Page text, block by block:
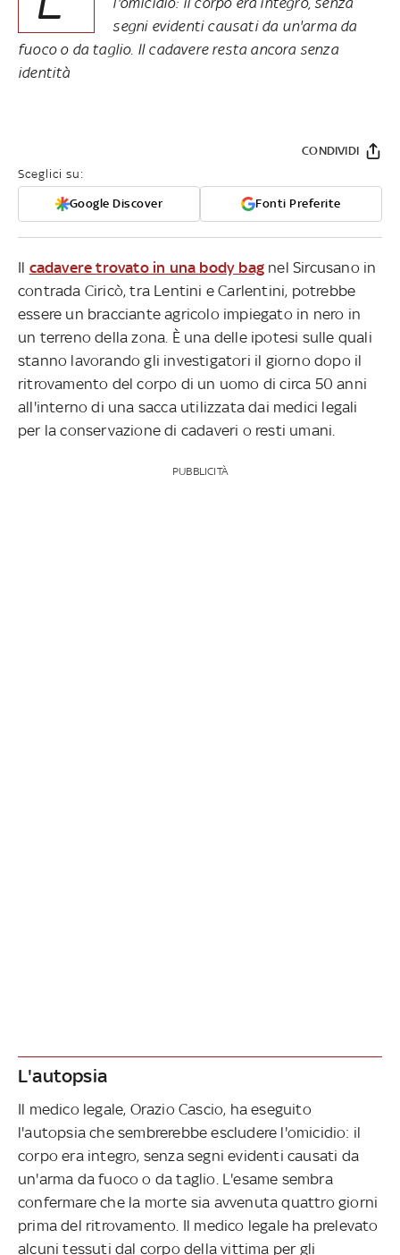
segni evidenti causati da un'arma da
fuoco o da taglio. Il cadavere resta ancora senza
identità
Sceglici su:
Google Discover Fonti Preferite
CONDIVIDI
Il cadavere trovato in una body bag nel Sircusano in
contrada Ciricò, tra Lentini e Carlentini, potrebbe
essere un bracciante agricolo impiegato in nero in
un terreno della zona. È una delle ipotesi sulle quali
stanno lavorando gli investigatori il giorno dopo il
ritrovamento del corpo di un uomo di circa 50 anni
all'interno di una sacca utilizzata dai medici legali
per la conservazione di cadaveri o resti umani.
PUBBLICITÀ
L'autopsia
Il medico legale, Orazio Cascio, ha eseguito
l'autopsia che sembrerebbe escludere l'omicidio: il
corpo era integro, senza segni evidenti causati da
un'arma da fuoco o da taglio. L'esame sembra
confermare che la morte sia avvenuta quattro giorni
prima del ritrovamento. Il medico legale ha prelevato
alcuni tessuti dal corpo della vittima per gli